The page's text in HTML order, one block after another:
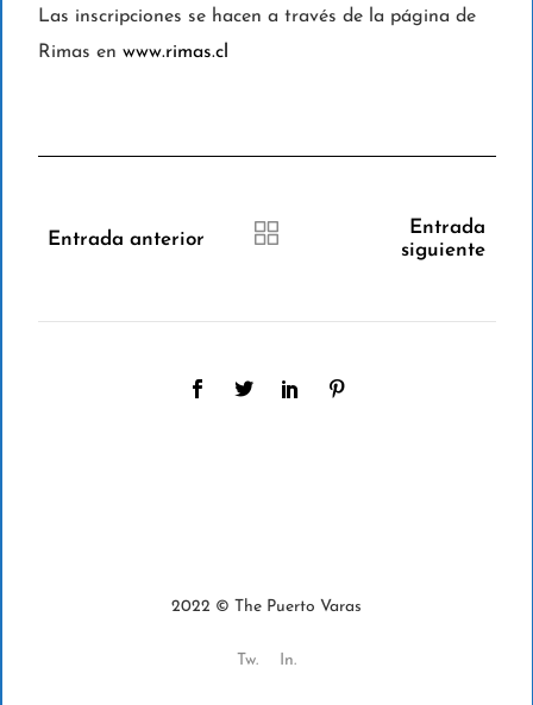
Las inscripciones se hacen a través de la página de
Rimas en www.rimas.cl
Entrada anterior
Entrada
siguiente
2022 © The Puerto Varas
Tw. In.